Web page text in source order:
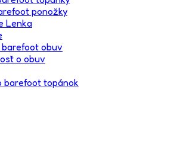
ponožky
Lenka
barefoot obuv
o obuv
barefoot topánok